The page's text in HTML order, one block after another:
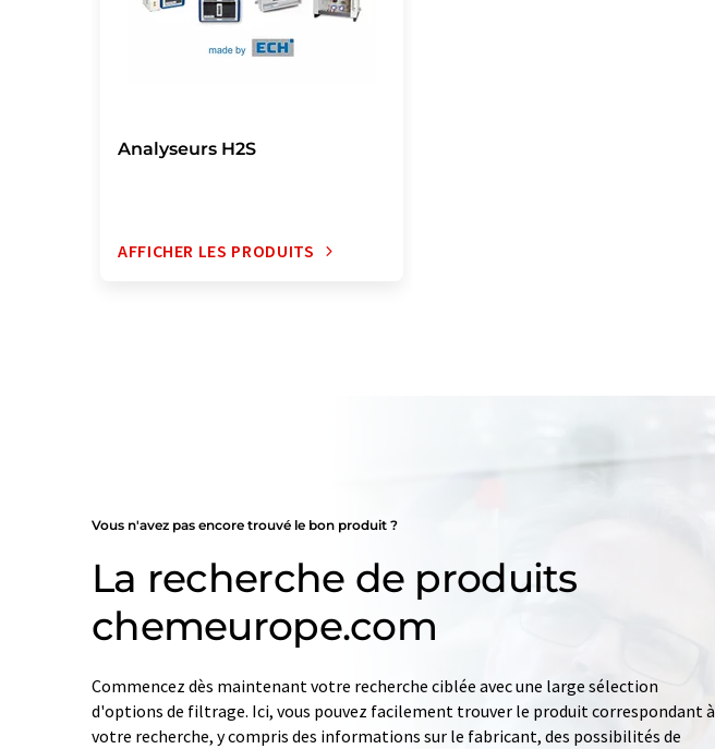
Analyseurs H2S
AFFICHER LES PRODUITS
Vous n'avez pas encore trouvé le bon produit ?
La recherche de produits
chemeurope.com
Commencez dès maintenant votre recherche ciblée avec une large sélection
d'options de filtrage. Ici, vous pouvez facilement trouver le produit correspondant à
votre recherche, y compris des informations sur le fabricant, des possibilités de